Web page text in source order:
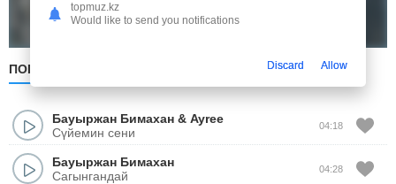
ПОПУЛЯРНЫЕ ПО АЛФАВИТУ
Бауыржан Бимахан & Ayree
Сүйемин сени
04:18
Бауыржан Бимахан
Сагынгандай
04:28
topmuz.kz
Would like to send you notifications
Discard Allow